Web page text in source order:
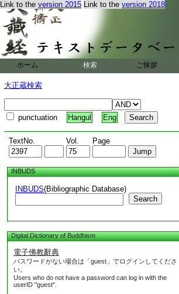
Link to the version 2015 Link to the version 2018
ホーム 検索 ご挨拶
大正蔵検索
punctuation Hangul Eng
TextNo. Vol. Page
INBUDS
INBUDS(Bibliographic Database)
Search
Digital Dictionary of Buddhism
電子佛教辭典
パスワードがない場合は「guest」でログインしてくださ
い。
Users who do not have a password can log in with the
userID "guest".